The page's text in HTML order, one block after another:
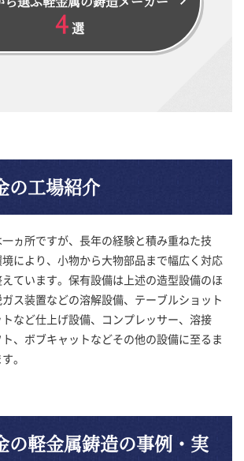
4 選
の工場紹介
ヵ所ですが、長年の経験と積み重ねた技
により、小物から大物部品まで幅広く対応
ています。保有設備は上述の造型設備のほ
ス装置などの溶解設備、テーブルショット
など仕上げ設備、コンプレッサー、溶接
、ボブキャットなどその他の設備に至るま
。
の軽金属鋳造の事例・実